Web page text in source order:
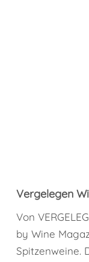
Vergelegen
Von
by Wine
Spitzenweine.